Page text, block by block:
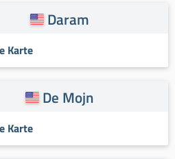
Daram
Karte
De Mojn
Karte